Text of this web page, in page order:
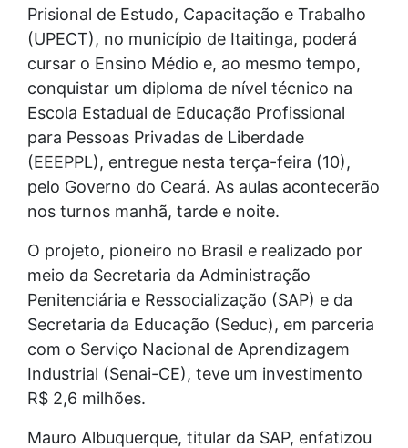
Prisional de Estudo, Capacitação e Trabalho
(UPECT), no município de Itaitinga, poderá
cursar o Ensino Médio e, ao mesmo tempo,
conquistar um diploma de nível técnico na
Escola Estadual de Educação Profissional
para Pessoas Privadas de Liberdade
(EEEPPL), entregue nesta terça-feira (10),
pelo Governo do Ceará. As aulas acontecerão
nos turnos manhã, tarde e noite.
O projeto, pioneiro no Brasil e realizado por
meio da Secretaria da Administração
Penitenciária e Ressocialização (SAP) e da
Secretaria da Educação (Seduc), em parceria
com o Serviço Nacional de Aprendizagem
Industrial (Senai-CE), teve um investimento
R$ 2,6 milhões.
Mauro Albuquerque, titular da SAP, enfatizou